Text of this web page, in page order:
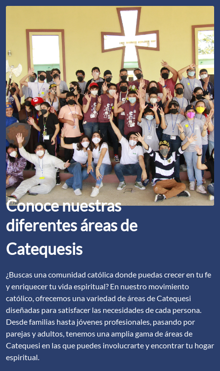
Conoce nuestras
diferentes áreas de
Catequesis
¿Buscas una comunidad católica donde puedas crecer en tu fe
y enriquecer tu vida espiritual? En nuestro movimiento
católico, ofrecemos una variedad de áreas de Catequesi
diseñadas para satisfacer las necesidades de cada persona.
Desde familias hasta jóvenes profesionales, pasando por
parejas y adultos, tenemos una amplia gama de áreas de
Catequesi en las que puedes involucrarte y encontrar tu hogar
espiritual.